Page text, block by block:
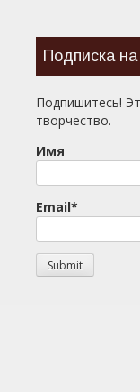
Подписка
Подпишитесь!
творчество.
Имя
Email*